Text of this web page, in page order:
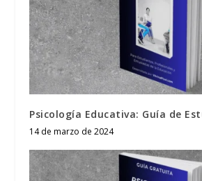
Psicología Educativa: Guía de
14 de marzo de 2024